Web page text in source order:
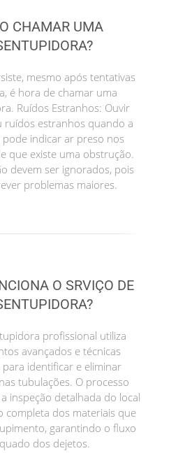
CHAMAR UMA
mesmo após tentativas
é hora de chamar uma
Ruídos Estranhos: Ouvir
ruídos estranhos quando a
pode indicar ar preso nos
que existe uma obstrução.
devem ser ignorados, pois
problemas maiores.
O SRVIÇO DE
profissional utiliza
avançados e técnicas
para identificar e eliminar
tubulações. O processo
inspeção detalhada do local
completa dos materiais que
garantindo o fluxo
dos dejetos.